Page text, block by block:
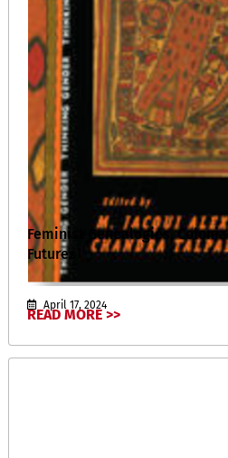
Feminist Genealogies,
Futures
April 17, 2024
READ MORE >>